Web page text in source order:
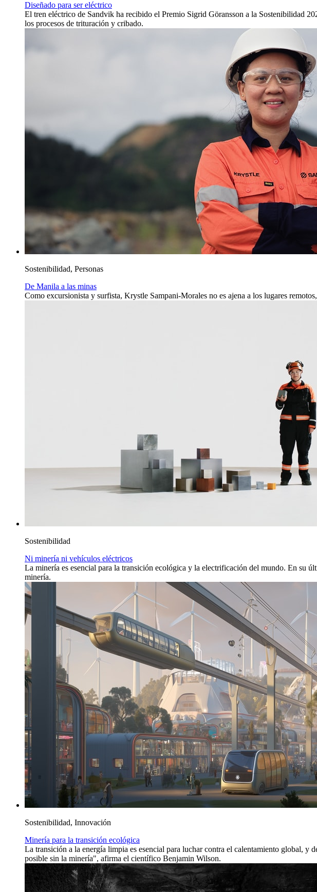
Diseñado para ser eléctrico
El tren eléctrico de Sandvik ha recibido el Premio Sigrid Göransson a la Sostenibilidad
los procesos de trituración y cribado.
Sostenibilidad, Personas
De Manila a las minas
Como excursionista y surfista, Krystle Sampani-Morales no es ajena a los lugares
Sostenibilidad
Ni minería ni vehículos eléctricos
La minería es esencial para la transición ecológica y la electrificación del mundo. En su
minería.
Sostenibilidad, Innovación
Minería para la transición ecológica
La transición a la energía limpia es esencial para luchar contra el calentamiento global, y
posible sin la minería", afirma el científico Benjamin Wilson.